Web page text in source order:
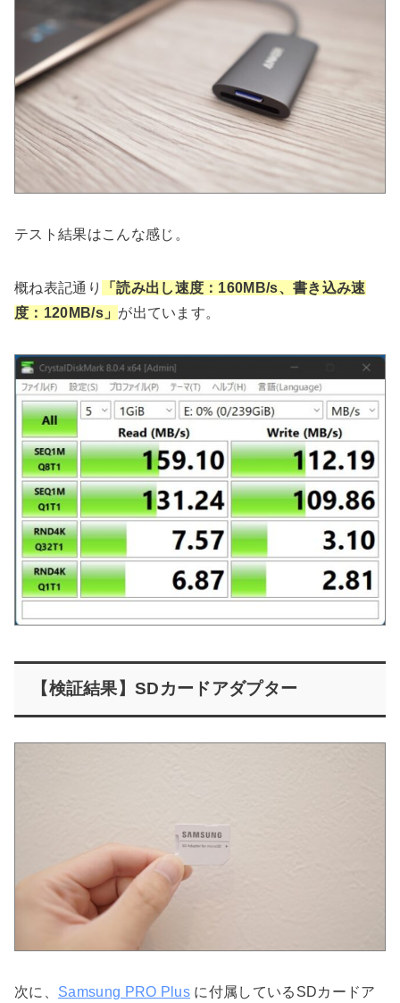
テスト結果はこんな感じ。
概ね表記通り
「読み出し速度：160MB/s、書き込み速
度：120MB/s」 が出ています。
【検証結果】SDカードアダプター
次に、 Samsung PRO Plus に付属しているSDカードア